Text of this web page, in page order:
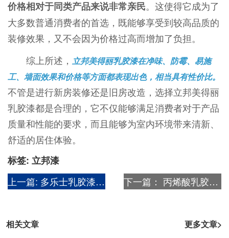
价格相对于同类产品来说非常亲民。这使得它成为了
大多数普通消费者的首选，既能够享受到较高品质的
装修效果，又不会因为价格过高而增加了负担。
综上所述， 立邦美得丽乳胶漆在净味、防霉、易施
工、墙面效果和价格等方面都表现出色，相当具有性价比。
不管是进行新房装修还是旧房改造，选择立邦美得丽
乳胶漆都是合理的，它不仅能够满足消费者对于产品
质量和性能的要求，而且能够为室内环境带来清新、
舒适的居住体验。
标签: 立邦漆
上一篇: 多乐士乳胶漆好还是三棵树乳胶漆好? 下一篇： 丙烯酸乳胶漆是油性还是水性?
相关文章 更多文章>